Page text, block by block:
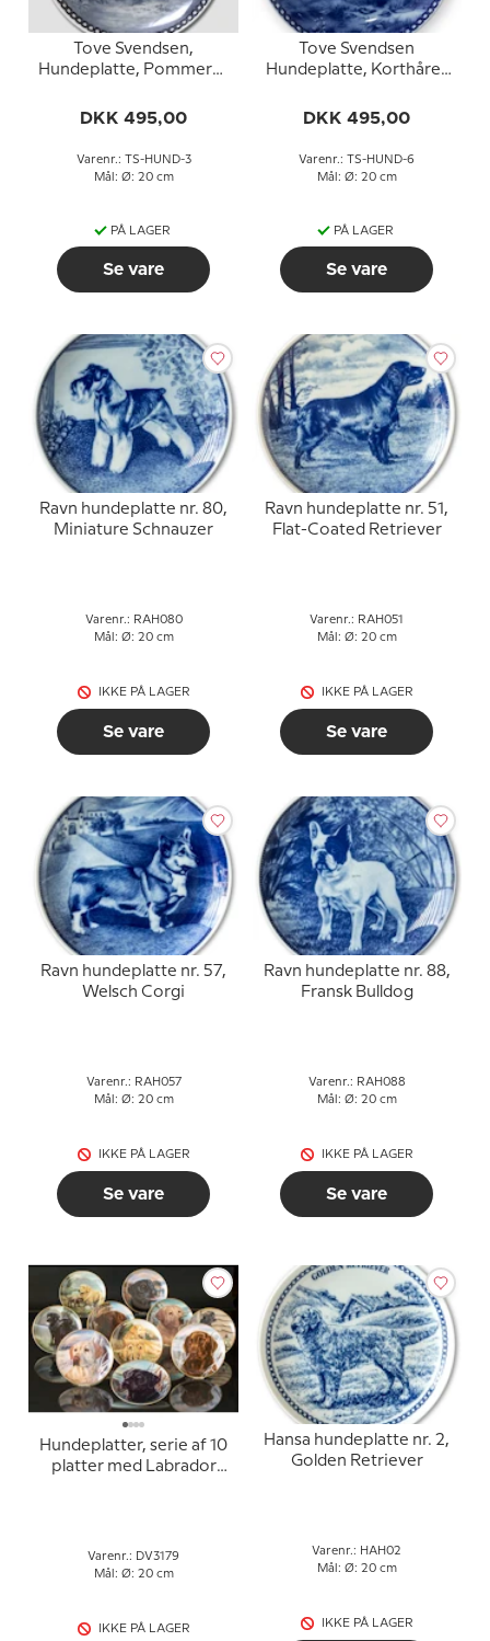
Tove Svendsen,
Hundeplatte, Pommersk
DKK 495,00
Varenr.: TS-HUND-3
Mål: Ø: 20 cm
PÅ LAGER
Se vare
Tove Svendsen
Hundeplatte, Korthåret
DKK 495,00
Varenr.: TS-HUND-6
Mål: Ø: 20 cm
PÅ LAGER
Se vare
Ravn hundeplatte nr. 80,
Miniature Schnauzer
Varenr.: RAH080
Mål: Ø: 20 cm
IKKE PÅ LAGER
Se vare
Ravn hundeplatte nr. 51,
Flat-Coated Retriever
Varenr.: RAH051
Mål: Ø: 20 cm
IKKE PÅ LAGER
Se vare
Ravn hundeplatte nr. 57,
Welsch Corgi
Varenr.: RAH057
Mål: Ø: 20 cm
IKKE PÅ LAGER
Se vare
Ravn hundeplatte nr. 88,
Fransk Bulldog
Varenr.: RAH088
Mål: Ø: 20 cm
IKKE PÅ LAGER
Se vare
Hundeplatter, serie af 10
platter med Labrador
Varenr.: DV3179
Mål: Ø: 20 cm
IKKE PÅ LAGER
Hansa hundeplatte nr. 2,
Golden Retriever
Varenr.: HAH02
Mål: Ø: 20 cm
IKKE PÅ LAGER